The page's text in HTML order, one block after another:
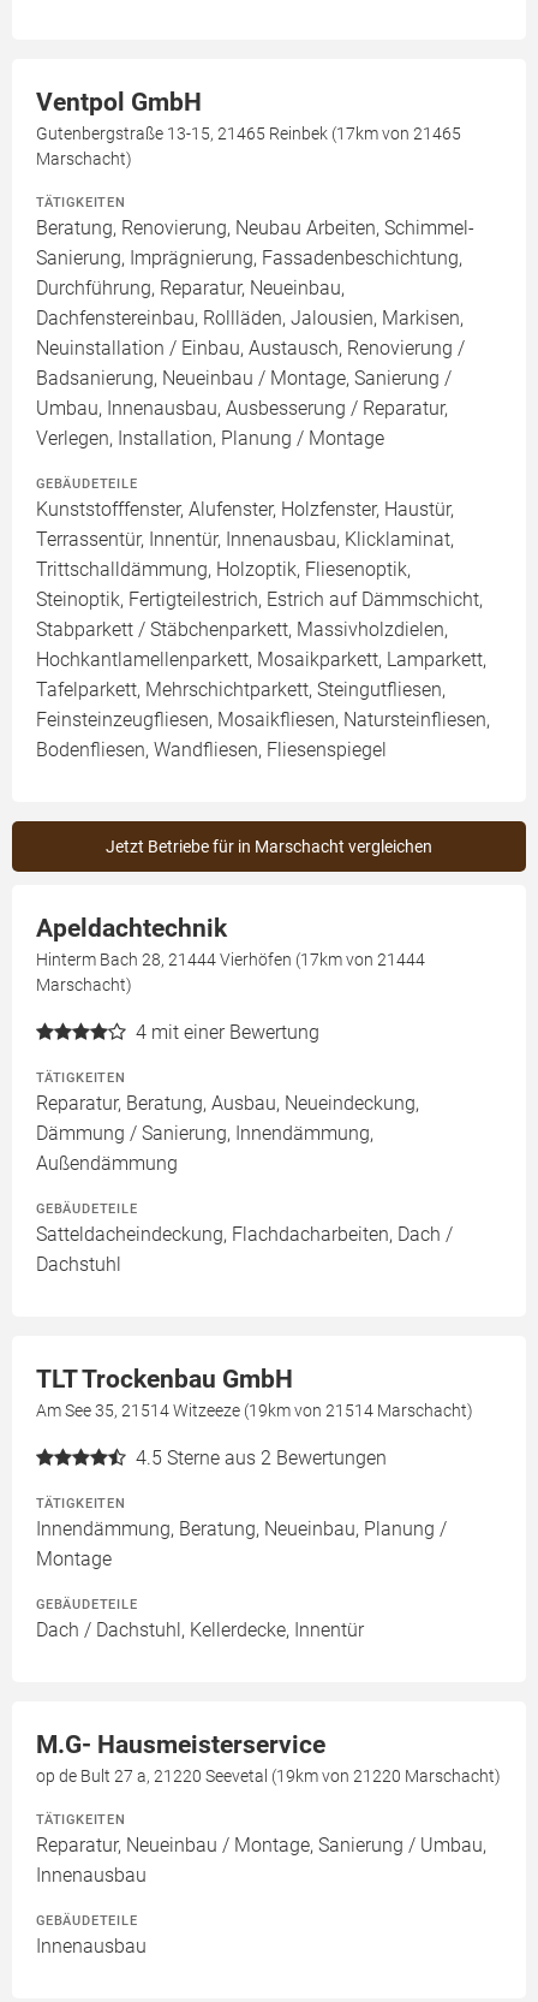
Ventpol GmbH
Gutenbergstraße 13-15, 21465 Reinbek (17km von 21465
Marschacht)
TÄTIGKEITEN
Beratung, Renovierung, Neubau Arbeiten, Schimmel-
Sanierung, Imprägnierung, Fassadenbeschichtung,
Durchführung, Reparatur, Neueinbau,
Dachfenstereinbau, Rollläden, Jalousien, Markisen,
Neuinstallation / Einbau, Austausch, Renovierung /
Badsanierung, Neueinbau / Montage, Sanierung /
Umbau, Innenausbau, Ausbesserung / Reparatur,
Verlegen, Installation, Planung / Montage
GEBÄUDETEILE
Kunststofffenster, Alufenster, Holzfenster, Haustür,
Terrassentür, Innentür, Innenausbau, Klicklaminat,
Trittschalldämmung, Holzoptik, Fliesenoptik,
Steinoptik, Fertigteilestrich, Estrich auf Dämmschicht,
Stabparkett / Stäbchenparkett, Massivholzdielen,
Hochkantlamellenparkett, Mosaikparkett, Lamparkett,
Tafelparkett, Mehrschichtparkett, Steingutfliesen,
Feinsteinzeugfliesen, Mosaikfliesen, Natursteinfliesen,
Bodenfliesen, Wandfliesen, Fliesenspiegel
Jetzt Betriebe für in Marschacht vergleichen
Apeldachtechnik
Hinterm Bach 28, 21444 Vierhöfen (17km von 21444
Marschacht)
4 mit einer Bewertung
TÄTIGKEITEN
Reparatur, Beratung, Ausbau, Neueindeckung,
Dämmung / Sanierung, Innendämmung,
Außendämmung
GEBÄUDETEILE
Satteldacheindeckung, Flachdacharbeiten, Dach /
Dachstuhl
TLT Trockenbau GmbH
Am See 35, 21514 Witzeeze (19km von 21514 Marschacht)
4.5 Sterne aus 2 Bewertungen
TÄTIGKEITEN
Innendämmung, Beratung, Neueinbau, Planung /
Montage
GEBÄUDETEILE
Dach / Dachstuhl, Kellerdecke, Innentür
M.G- Hausmeisterservice
op de Bult 27 a, 21220 Seevetal (19km von 21220 Marschacht)
TÄTIGKEITEN
Reparatur, Neueinbau / Montage, Sanierung / Umbau,
Innenausbau
GEBÄUDETEILE
Innenausbau